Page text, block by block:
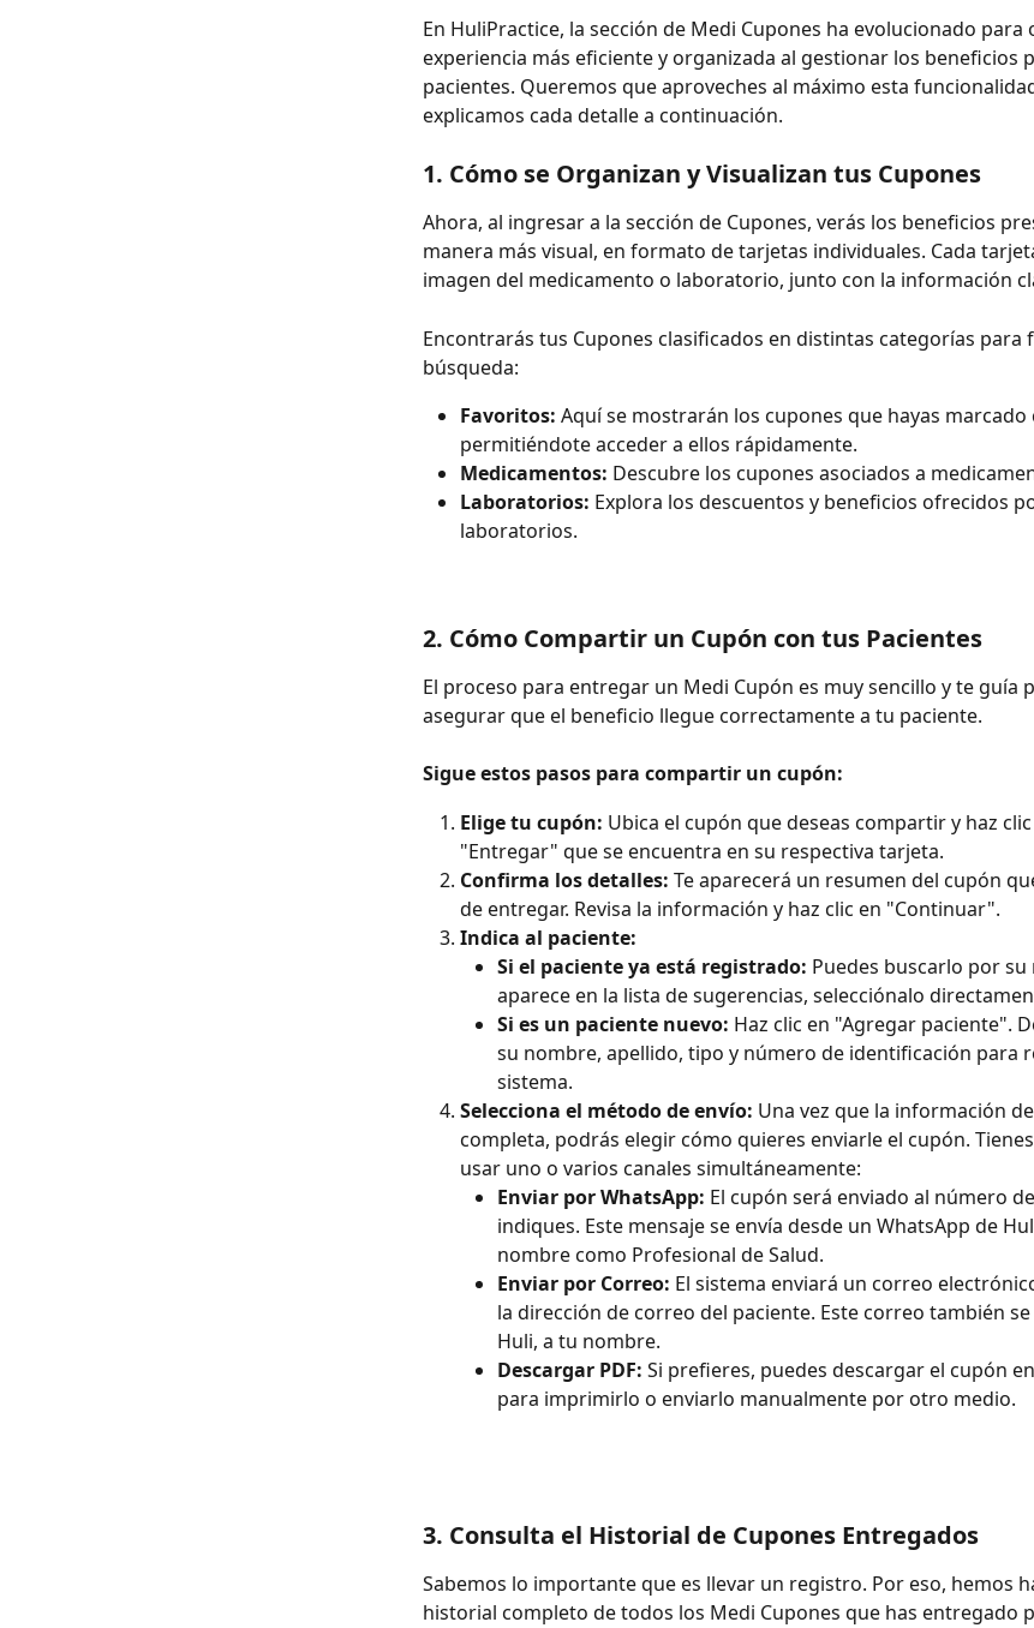
En HuliPractice, la sección de Medi Cupones ha evolucionado
experiencia más eficiente y organizada al gestionar los beneficios
pacientes. Queremos que aproveches al máximo esta
explicamos cada detalle a continuación.
1. Cómo se Organizan y Visualizan tus Cupones
Ahora, al ingresar a la sección de Cupones, verás los beneficios
manera más visual, en formato de tarjetas individuales. Cada
imagen del medicamento o laboratorio, junto con la información
Encontrarás tus Cupones clasificados en distintas categorías para
búsqueda:
Favoritos: Aquí se mostrarán los cupones que hayas marcado
permitiéndote acceder a ellos rápidamente.
Medicamentos: Descubre los cupones asociados a
Laboratorios: Explora los descuentos y beneficios ofrecidos
laboratorios.
2. Cómo Compartir un Cupón con tus Pacientes
El proceso para entregar un Medi Cupón es muy sencillo y te guía
asegurar que el beneficio llegue correctamente a tu paciente.
Sigue estos pasos para compartir un cupón:
Elige tu cupón: Ubica el cupón que deseas compartir y haz
"Entregar" que se encuentra en su respectiva tarjeta.
Confirma los detalles: Te aparecerá un resumen del cupón
de entregar. Revisa la información y haz clic en "Continuar".
Indica al paciente:
Si el paciente ya está registrado: Puedes buscarlo por su
aparece en la lista de sugerencias, selecciónalo
Si es un paciente nuevo: Haz clic en "Agregar paciente".
su nombre, apellido, tipo y número de identificación para
sistema.
Selecciona el método de envío: Una vez que la información
completa, podrás elegir cómo quieres enviarle el cupón.
usar uno o varios canales simultáneamente:
Enviar por WhatsApp: El cupón será enviado al número
indiques. Este mensaje se envía desde un WhatsApp de
nombre como Profesional de Salud.
Enviar por Correo: El sistema enviará un correo
la dirección de correo del paciente. Este correo también
Huli, a tu nombre.
Descargar PDF: Si prefieres, puedes descargar el cupón
para imprimirlo o enviarlo manualmente por otro medio.
3. Consulta el Historial de Cupones Entregados
Sabemos lo importante que es llevar un registro. Por eso, hemos
historial completo de todos los Medi Cupones que has entregado